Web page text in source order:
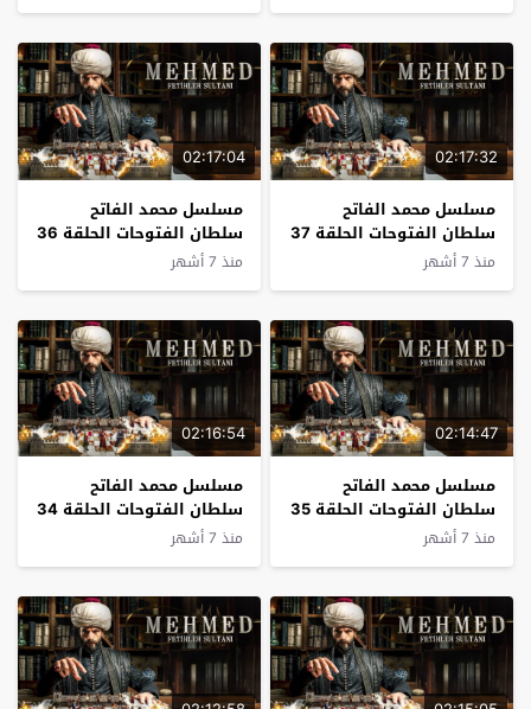
02:17:32
مسلسل محمد الفاتح
سلطان الفتوحات الحلقة 37
مترجم
منذ 7 أشهر
02:17:04
مسلسل محمد الفاتح
سلطان الفتوحات الحلقة 36
مترجم
منذ 7 أشهر
02:14:47
مسلسل محمد الفاتح
سلطان الفتوحات الحلقة 35
مترجم
منذ 7 أشهر
02:16:54
مسلسل محمد الفاتح
سلطان الفتوحات الحلقة 34
مترجم
منذ 7 أشهر